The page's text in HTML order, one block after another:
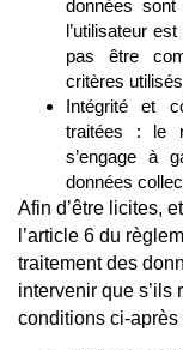
données
l’utilisateur
pas être
critères
Intégrité et
traitées : le
s’engage à
données
Afin d’être licites,
l’article 6 du
traitement des
intervenir que s’ils
conditions ci-après